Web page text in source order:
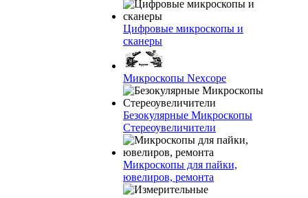
Цифровые микроскопы и
сканеры
Микроскопы Nexcope
Безокулярные Микроскопы
Стереоувеличители
Микроскопы для пайки,
ювелиров, ремонта